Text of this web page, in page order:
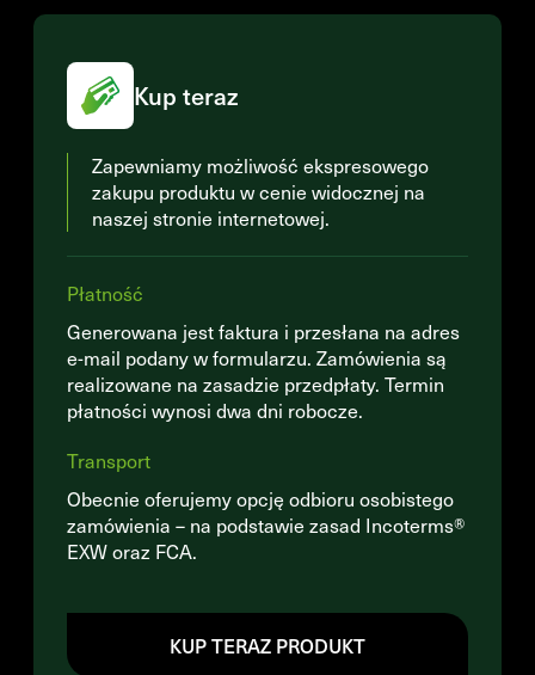
Kup teraz
Zapewniamy możliwość ekspresowego
zakupu produktu w cenie widocznej na
naszej stronie internetowej.
Płatność
Generowana jest faktura i przesłana na adres
e-mail podany w formularzu. Zamówienia są
realizowane na zasadzie przedpłaty. Termin
płatności wynosi dwa dni robocze.
Transport
Obecnie oferujemy opcję odbioru osobistego
zamówienia – na podstawie zasad Incoterms®
EXW oraz FCA.
KUP TERAZ PRODUKT